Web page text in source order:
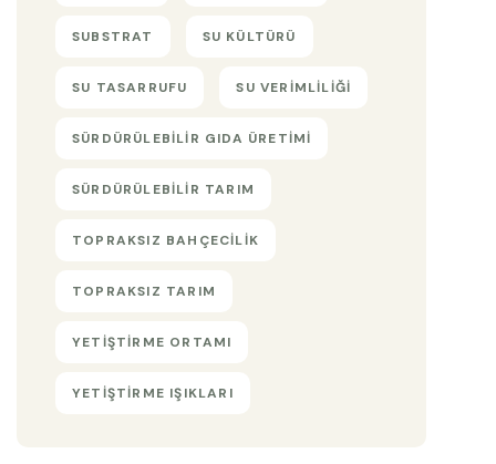
SUBSTRAT SU KÜLTÜRÜ
SU TASARRUFU SU VERIMLILIĞI
SÜRDÜRÜLEBILIR GIDA ÜRETIMI
SÜRDÜRÜLEBILIR TARIM
TOPRAKSIZ BAHÇECILIK
TOPRAKSIZ TARIM
YETIŞTIRME ORTAMI
YETIŞTIRME IŞIKLARI